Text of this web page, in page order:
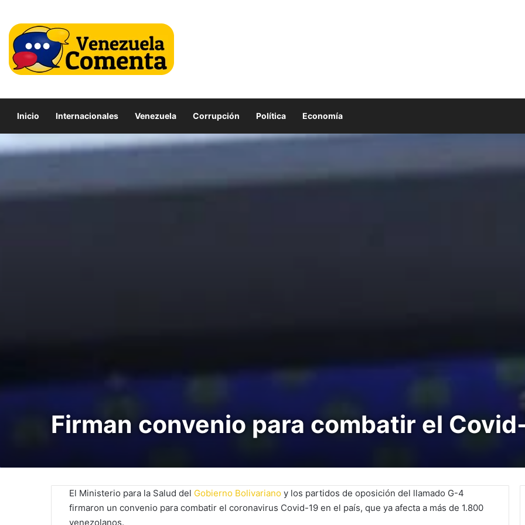
Inicio Internacionales Venezuela Corrupción Política Economía
Firman convenio para combatir el
El Ministerio para la Salud del Gobierno Bolivariano y los partidos de oposición del llamado G-4
firmaron un convenio para combatir el coronavirus Covid-19 en el país, que ya afecta a más de 1.800
venezolanos.